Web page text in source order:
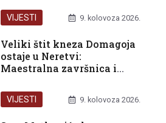
VIJESTI 9. kolovoza 2026.
Veliki štit kneza Domagoja
ostaje u Neretvi:
Maestralna završnica i
Maratonu lađa
VIJESTI 9. kolovoza 2026.